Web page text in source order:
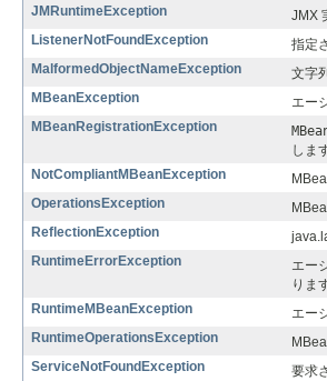
JMRuntimeException
JMX
ListenerNotFoundException
指定
MalformedObjectNameException
文字
MBeanException
エー
MBeanRegistrationException
しま
NotCompliantMBeanException
OperationsException
ReflectionException
RuntimeErrorException
エー
りま
RuntimeMBeanException
エー
RuntimeOperationsException
ServiceNotFoundException
要求